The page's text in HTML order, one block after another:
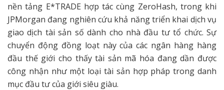
nền tảng E*TRADE hợp tác cùng ZeroHash, trong khi
JPMorgan đang nghiên cứu khả năng triển khai dịch vụ
giao dịch tài sản số dành cho nhà đầu tư tổ chức. Sự
chuyển động đồng loạt này của các ngân hàng hàng
đầu thế giới cho thấy tài sản mã hóa đang dần được
công nhận như một loại tài sản hợp pháp trong danh
mục đầu tư của giới siêu giàu.